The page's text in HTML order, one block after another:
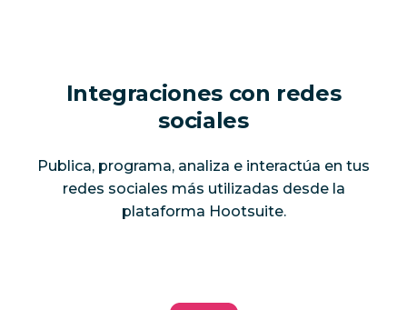
Integraciones con redes
sociales
Publica, programa, analiza e interactúa en tus
redes sociales más utilizadas desde la
plataforma Hootsuite.